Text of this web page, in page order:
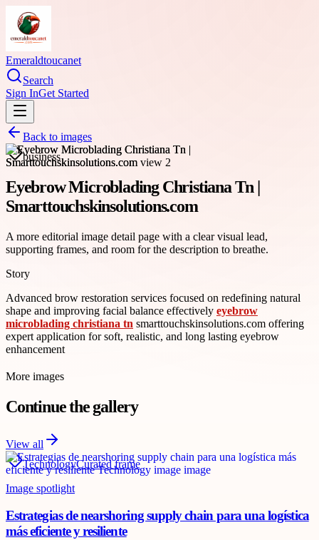
Emeraldtoucanet
Search
Sign InGet Started
Back to images
business
Eyebrow Microblading Christiana Tn |
Smarttouchskinsolutions.com
A more editorial image detail page with a clear visual lead,
supporting frames, and room for the description to breathe.
Story
Advanced brow restoration services focused on redefining natural
shape and improving facial balance effectively eyebrow
microblading christiana tn smarttouchskinsolutions.com offering
expert application for soft, realistic, and long lasting eyebrow
enhancement
More images
Continue the gallery
View all
TechnologyCurated frame
Image spotlight
Estrategias de nearshoring supply chain para una logística
más eficiente y resiliente